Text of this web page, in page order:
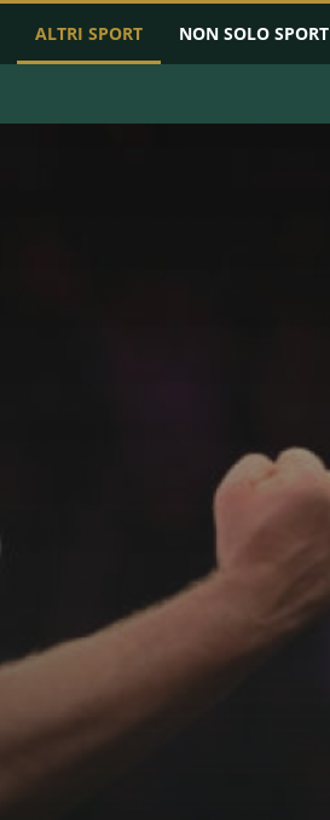
ALTRI SPORT NON SOLO SPORT